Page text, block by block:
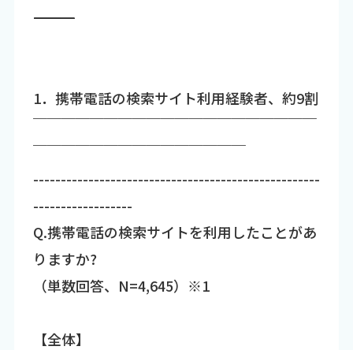
―――――――――――――――――――――――――――――――――――
1．携帯電話の検索サイト利用経験者、約9割
￣￣￣￣￣￣￣￣￣￣￣￣￣￣￣￣￣￣￣￣
￣￣￣￣￣￣￣￣￣￣￣￣￣￣￣
----------------------------------------------------
------------------
Q.携帯電話の検索サイトを利用したことがあ
りますか?
（単数回答、N=4,645）※1
【全体】